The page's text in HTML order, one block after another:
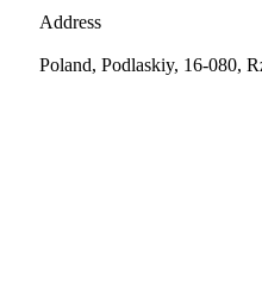
Address
Poland, Podlaskiy, 16-080,